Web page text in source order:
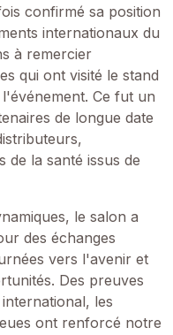
confirmé sa position
internationaux du
à remercier
qui ont visité le stand
Ce fut un
de longue date
la santé issus de
le salon a
des échanges
vers l'avenir et
Des preuves
les
ont renforcé notre